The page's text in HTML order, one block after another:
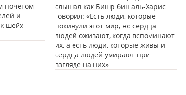
почетом
и
шейх
слышал как Бишр бин аль-Харис
говорил: «Есть люди, которые
покинули этот мир, но сердца
людей оживают, когда вспоминают
их, а есть люди, которые живы и
сердца людей умирают при
взгляде на них»